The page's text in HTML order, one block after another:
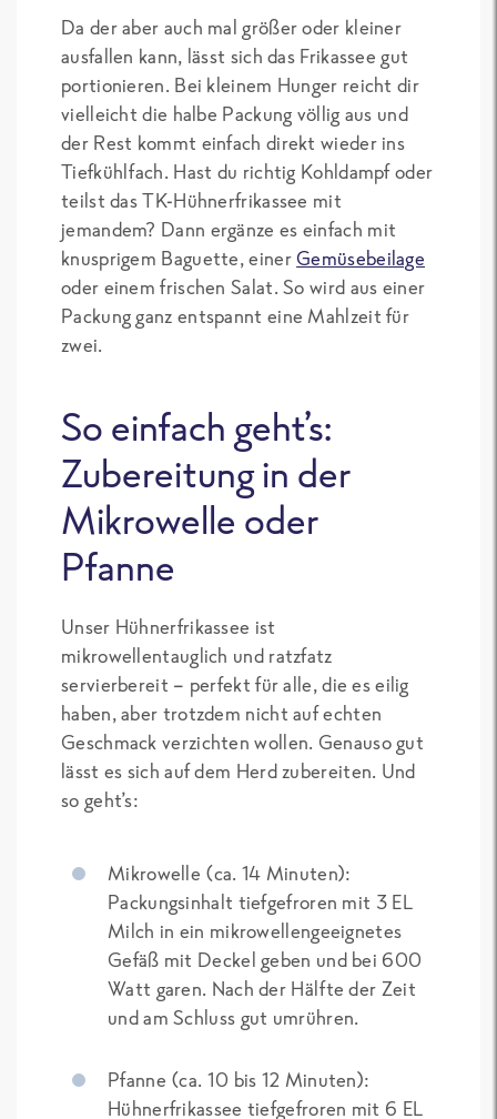
Da der aber auch mal größer oder kleiner
ausfallen kann, lässt sich das Frikassee gut
portionieren. Bei kleinem Hunger reicht dir
vielleicht die halbe Packung völlig aus und
der Rest kommt einfach direkt wieder ins
Tiefkühlfach. Hast du richtig Kohldampf oder
teilst das TK-Hühnerfrikassee mit
jemandem? Dann ergänze es einfach mit
knusprigem Baguette, einerGemüsebeilage
oder einem frischen Salat. So wird aus einer
Packung ganz entspannt eine Mahlzeit für
zwei.
So einfach geht’s:
Zubereitung in der
Mikrowelle oder
Pfanne
Unser Hühnerfrikassee ist
mikrowellentauglich und ratzfatz
servierbereit – perfekt für alle, die es eilig
haben, aber trotzdem nicht auf echten
Geschmack verzichten wollen. Genauso gut
lässt es sich auf dem Herd zubereiten. Und
so geht’s:
Mikrowelle (ca. 14 Minuten):
Packungsinhalt tiefgefroren mit 3 EL
Milch in ein mikrowellengeeignetes
Gefäß mit Deckel geben und bei 600
Watt garen. Nach der Hälfte der Zeit
und am Schluss gut umrühren.
Pfanne (ca. 10 bis 12 Minuten):
Hühnerfrikassee tiefgefroren mit 6 EL